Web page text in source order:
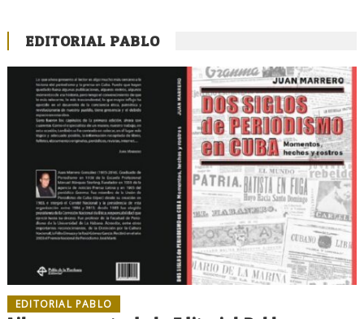
EDITORIAL PABLO
EDITORIAL PABLO